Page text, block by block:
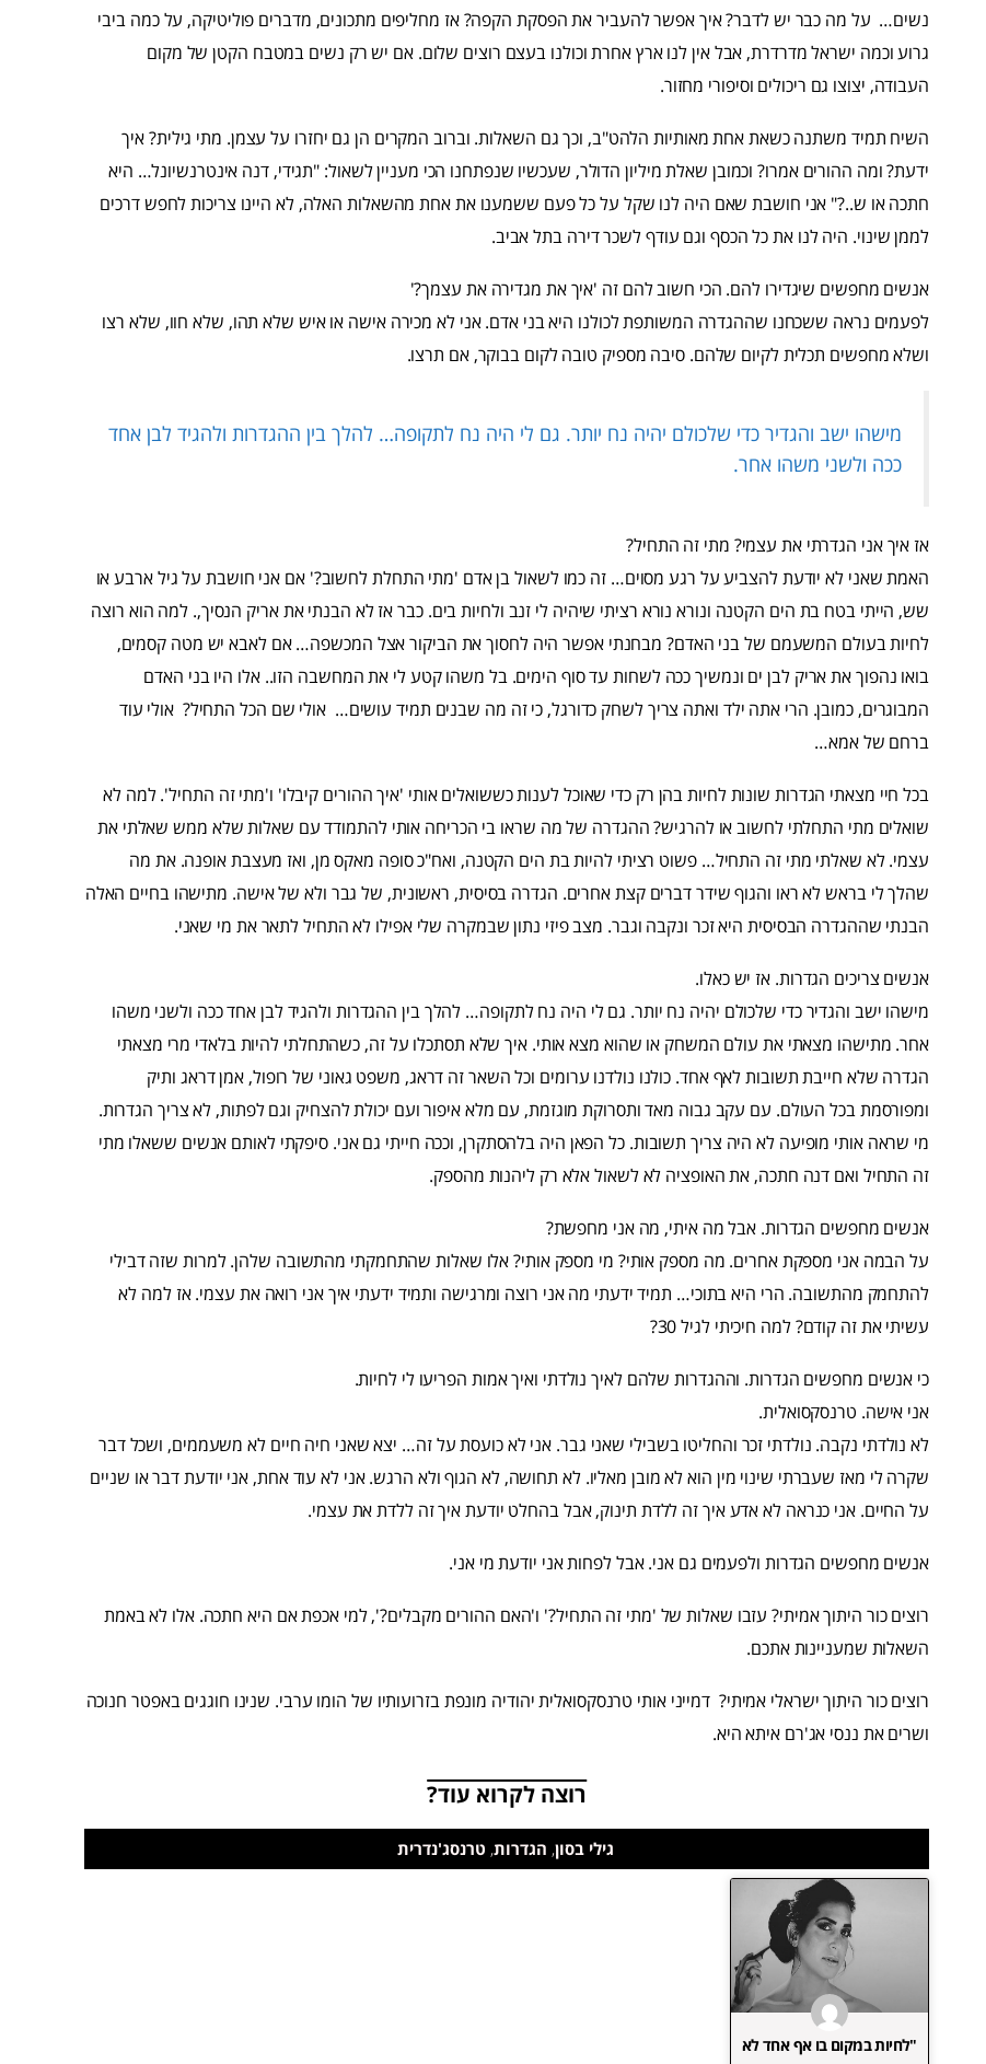
נשים… על מה כבר יש לדבר? איך אפשר להעביר את הפסקת הקפה? אז מחליפים מתכונים, מדברים פוליטיקה, על כמה ביבי
גרוע וכמה ישראל מדרדרת, אבל אין לנו ארץ אחרת וכולנו בעצם רוצים שלום. אם יש רק נשים במטבח הקטן של מקום
העבודה, יצוצו גם ריכולים וסיפורי מחזור.
השיח תמיד משתנה כשאת אחת מאותיות הלהט"ב, וכך גם השאלות. וברוב המקרים הן גם יחזרו על עצמן. מתי גילית? איך
ידעת? ומה ההורים אמרו? וכמובן שאלת מיליון הדולר, שעכשיו שנפתחנו הכי מעניין לשאול: "תגידי, דנה אינטרנשיונל… היא
חתכה או ש..?" אני חושבת שאם היה לנו שקל על כל פעם ששמענו את אחת מהשאלות האלה, לא היינו צריכות לחפש דרכים
לממן שינוי. היה לנו את כל הכסף וגם עודף לשכר דירה בתל אביב.
אנשים מחפשים שיגדירו להם. הכי חשוב להם זה 'איך את מגדירה את עצמך?'
לפעמים נראה ששכחנו שההגדרה המשותפת לכולנו היא בני אדם. אני לא מכירה אישה או איש שלא תהו, שלא חוו, שלא רצו
ושלא מחפשים תכלית לקיום שלהם. סיבה מספיק טובה לקום בבוקר, אם תרצו.
מישהו ישב והגדיר כדי שלכולם יהיה נח יותר. גם לי היה נח לתקופה… להלך בין ההגדרות ולהגיד לבן אחד
ככה ולשני משהו אחר.
אז איך אני הגדרתי את עצמי? מתי זה התחיל?
האמת שאני לא יודעת להצביע על רגע מסוים… זה כמו לשאול בן אדם 'מתי התחלת לחשוב?' אם אני חושבת על גיל ארבע או
שש, הייתי בטח בת הים הקטנה ונורא נורא רציתי שיהיה לי זנב ולחיות בים. כבר אז לא הבנתי את אריק הנסיך,. למה הוא רוצה
לחיות בעולם המשעמם של בני האדם? מבחנתי אפשר היה לחסוך את הביקור אצל המכשפה… אם לאבא יש מטה קסמים,
בואו נהפוך את אריק לבן ים ונמשיך ככה לשחות עד סוף הימים. בל משהו קטע לי את המחשבה הזו.. אלו היו בני האדם
המבוגרים, כמובן. הרי אתה ילד ואתה צריך לשחק כדורגל, כי זה מה שבנים תמיד עושים… אולי שם הכל התחיל? אולי עוד
ברחם של אמא…
בכל חיי מצאתי הגדרות שונות לחיות בהן רק כדי שאוכל לענות כששואלים אותי 'איך ההורים קיבלו' ו'מתי זה התחיל'. למה לא
שואלים מתי התחלתי לחשוב או להרגיש? ההגדרה של מה שראו בי הכריחה אותי להתמודד עם שאלות שלא ממש שאלתי את
עצמי. לא שאלתי מתי זה התחיל… פשוט רציתי להיות בת הים הקטנה, ואח"כ סופה מאקס מן, ואז מעצבת אופנה. את מה
שהלך לי בראש לא ראו והגוף שידר דברים קצת אחרים. הגדרה בסיסית, ראשונית, של גבר ולא של אישה. מתישהו בחיים האלה
הבנתי שההגדרה הבסיסית היא זכר ונקבה וגבר. מצב פיזי נתון שבמקרה שלי אפילו לא התחיל לתאר את מי שאני.
אנשים צריכים הגדרות. אז יש כאלו.
מישהו ישב והגדיר כדי שלכולם יהיה נח יותר. גם לי היה נח לתקופה… להלך בין ההגדרות ולהגיד לבן אחד ככה ולשני משהו
אחר. מתישהו מצאתי את עולם המשחק או שהוא מצא אותי. איך שלא תסתכלו על זה, כשהתחלתי להיות בלאדי מרי מצאתי
הגדרה שלא חייבת תשובות לאף אחד. כולנו נולדנו ערומים וכל השאר זה דראג, משפט גאוני של רופול, אמן דראג ותיק
ומפורסמת בכל העולם. עם עקב גבוה מאד ותסרוקת מוגזמת, עם מלא איפור ועם יכולת להצחיק וגם לפתות, לא צריך הגדרות.
מי שראה אותי מופיעה לא היה צריך תשובות. כל הפאן היה בלהסתקרן, וככה חייתי גם אני. סיפקתי לאותם אנשים ששאלו מתי
זה התחיל ואם דנה חתכה, את האופציה לא לשאול אלא רק ליהנות מהספק.
אנשים מחפשים הגדרות. אבל מה איתי, מה אני מחפשת?
על הבמה אני מספקת אחרים. מה מספק אותי? מי מספק אותי? אלו שאלות שהתחמקתי מהתשובה שלהן. למרות שזה דבילי
להתחמק מהתשובה. הרי היא בתוכי… תמיד ידעתי מה אני רוצה ומרגישה ותמיד ידעתי איך אני רואה את עצמי. אז למה לא
עשיתי את זה קודם? למה חיכיתי לגיל 30?
כי אנשים מחפשים הגדרות. וההגדרות שלהם לאיך נולדתי ואיך אמות הפריעו לי לחיות.
אני אישה. טרנסקסואלית.
לא נולדתי נקבה. נולדתי זכר והחליטו בשבילי שאני גבר. אני לא כועסת על זה… יצא שאני חיה חיים לא משעממים, ושכל דבר
שקרה לי מאז שעברתי שינוי מין הוא לא מובן מאליו. לא תחושה, לא הגוף ולא הרגש. אני לא עוד אחת, אני יודעת דבר או שניים
על החיים. אני כנראה לא אדע איך זה ללדת תינוק, אבל בהחלט יודעת איך זה ללדת את עצמי.
אנשים מחפשים הגדרות ולפעמים גם אני. אבל לפחות אני יודעת מי אני.
רוצים כור היתוך אמיתי? עזבו שאלות של 'מתי זה התחיל?' ו'האם ההורים מקבלים?', למי אכפת אם היא חתכה. אלו לא באמת
השאלות שמעניינות אתכם.
רוצים כור היתוך ישראלי אמיתי? דמייני אותי טרנסקסואלית יהודיה מונפת בזרועותיו של הומו ערבי. שנינו חוגגים באפטר חנוכה
ושרים את ננסי אג'רם איתא היא.
רוצה לקרוא עוד?
גילי בסון, הגדרות, טרנסג'נדרית
"לחיות במקום בו אף אחד לא